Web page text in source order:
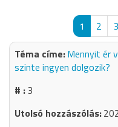
1 2 3
Mennyit ér
szinte ingyen dolgozik?
3